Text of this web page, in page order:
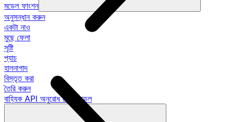
মডেল ফাংশন
অনুসন্ধান করুন
একটা নাও
মুছে ফেলা
সৃষ্টি
প্যাচ
হালনাগাদ
বিস্তৃত করা
তৈরি করুন
বাহ্যিক API অনুরোধ ডেটা মডেল